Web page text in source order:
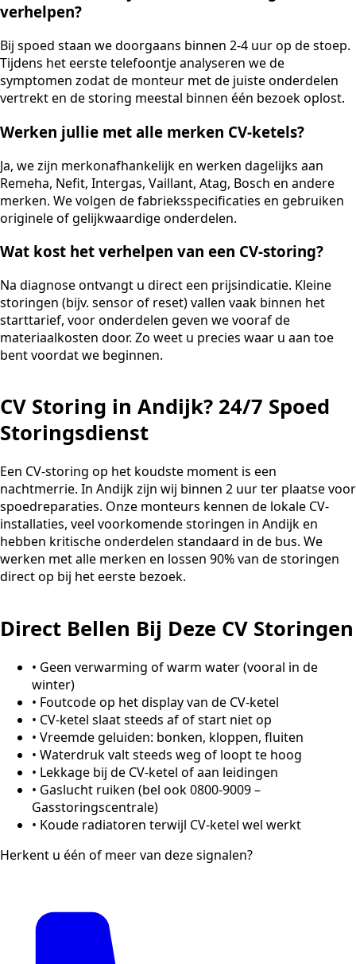
verhelpen?
Bij spoed staan we doorgaans binnen 2-4 uur op de stoep.
Tijdens het eerste telefoontje analyseren we de
symptomen zodat de monteur met de juiste onderdelen
vertrekt en de storing meestal binnen één bezoek oplost.
Werken jullie met alle merken CV-ketels?
Ja, we zijn merkonafhankelijk en werken dagelijks aan
Remeha, Nefit, Intergas, Vaillant, Atag, Bosch en andere
merken. We volgen de fabrieksspecificaties en gebruiken
originele of gelijkwaardige onderdelen.
Wat kost het verhelpen van een CV-storing?
Na diagnose ontvangt u direct een prijsindicatie. Kleine
storingen (bijv. sensor of reset) vallen vaak binnen het
starttarief, voor onderdelen geven we vooraf de
materiaalkosten door. Zo weet u precies waar u aan toe
bent voordat we beginnen.
CV Storing in Andijk? 24/7 Spoed
Storingsdienst
Een CV-storing op het koudste moment is een
nachtmerrie. In Andijk zijn wij binnen 2 uur ter plaatse voor
spoedreparaties. Onze monteurs kennen de lokale CV-
installaties, veel voorkomende storingen in Andijk en
hebben kritische onderdelen standaard in de bus. We
werken met alle merken en lossen 90% van de storingen
direct op bij het eerste bezoek.
Direct Bellen Bij Deze CV Storingen
• Geen verwarming of warm water (vooral in de
winter)
• Foutcode op het display van de CV-ketel
• CV-ketel slaat steeds af of start niet op
• Vreemde geluiden: bonken, kloppen, fluiten
• Waterdruk valt steeds weg of loopt te hoog
• Lekkage bij de CV-ketel of aan leidingen
• Gaslucht ruiken (bel ook 0800-9009 –
Gasstoringscentrale)
• Koude radiatoren terwijl CV-ketel wel werkt
Herkent u één of meer van deze signalen?